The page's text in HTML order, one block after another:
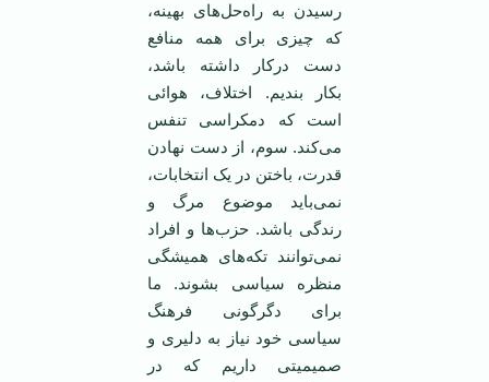
رسیدن به راه‌حل‌های بهینه،
که چیزی برای همه منافع
دست درکار داشته باشد،
بکار بندیم. اختلاف، هوائی
است که دمکراسی تنفس
می‌کند. سوم، از دست نهادن
قدرت، باختن در یک انتخابات،
نمی‌باید موضوع مرگ و
رندگی باشد. حزب‌ها و افراد
نمی‌توانند تکه‌های همیشگی
منظره سیاسی بشوند. ما
برای دگرگونی فرهنگ
سیاسی خود نیاز به دلیری و
صمیمیتی داریم که در